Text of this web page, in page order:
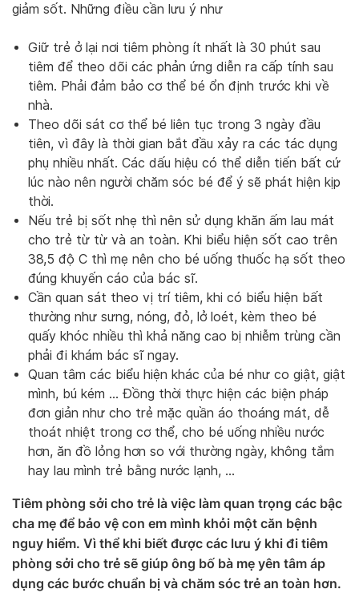
giảm sốt. Những điều cần lưu ý như
Giữ trẻ ở lại nơi tiêm phòng ít nhất là 30 phút sau
tiêm để theo dõi các phản ứng diễn ra cấp tính sau
tiêm. Phải đảm bảo cơ thể bé ổn định trước khi về
nhà.
Theo dõi sát cơ thể bé liên tục trong 3 ngày đầu
tiên, vì đây là thời gian bắt đầu xảy ra các tác dụng
phụ nhiều nhất. Các dấu hiệu có thể diễn tiến bất cứ
lúc nào nên người chăm sóc bé để ý sẽ phát hiện kịp
thời.
Nếu trẻ bị sốt nhẹ thì nên sử dụng khăn ấm lau mát
cho trẻ từ từ và an toàn. Khi biểu hiện sốt cao trên
38,5 độ C thì mẹ nên cho bé uống thuốc hạ sốt theo
đúng khuyến cáo của bác sĩ.
Cần quan sát theo vị trí tiêm, khi có biểu hiện bất
thường như sưng, nóng, đỏ, lở loét, kèm theo bé
quấy khóc nhiều thì khả năng cao bị nhiễm trùng cần
phải đi khám bác sĩ ngay.
Quan tâm các biểu hiện khác của bé như co giật, giật
mình, bú kém … Đồng thời thực hiện các biện pháp
đơn giản như cho trẻ mặc quần áo thoáng mát, dễ
thoát nhiệt trong cơ thể, cho bé uống nhiều nước
hơn, ăn đồ lỏng hơn so với thường ngày, không tắm
hay lau mình trẻ bằng nước lạnh, …
Tiêm phòng sởi cho trẻ là việc làm quan trọng các bậc
cha mẹ để bảo vệ con em mình khỏi một căn bệnh
nguy hiểm. Vì thể khi biết được các lưu ý khi đi tiêm
phòng sởi cho trẻ sẽ giúp ông bố bà mẹ yên tâm áp
dụng các bước chuẩn bị và chăm sóc trẻ an toàn hơn.